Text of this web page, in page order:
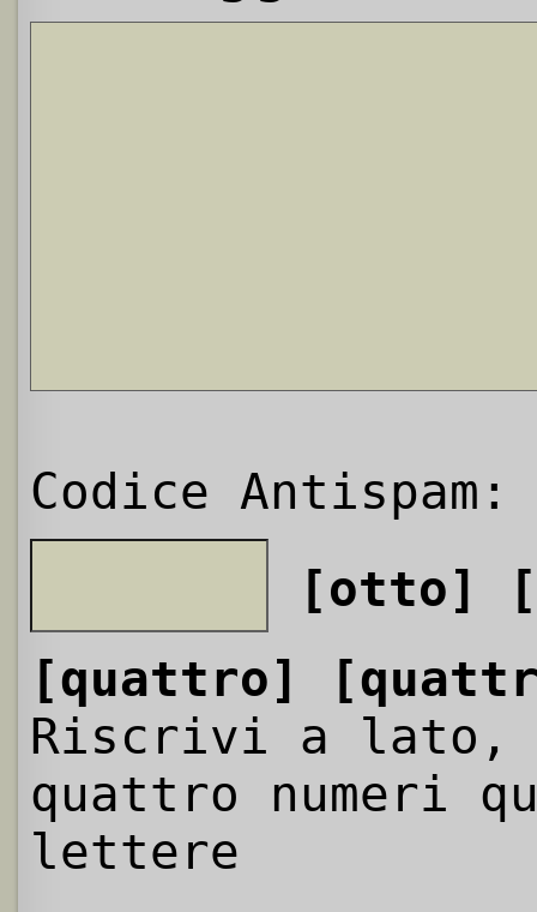
Codice Antispam:
[otto]
[quattro]
Riscrivi a
quattro numeri
lettere